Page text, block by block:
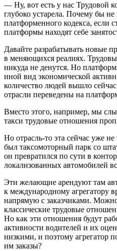
— Ну, вот есть у нас Трудовой
глубоко устарела. Почему бы не
платформенного кодекса, если
платформы находят себе
Давайте разрабатывать новые
в меняющихся реалиях.
никуда не денутся. Но
иной вид экономической
количество людей вышло
отрасли переведены на
Вместо этого, например, мы
такси трудовые отношения
Но отрасль-то эта сейчас уже
был таксомоторный парк со
он превратился по сути в
локализованных автомобилей
Эти желающие арендуют там
к международному агрегатору
напрямую с заказчиками.
классические трудовые
Но как эти отношения будут
активности водителей и их
низкими, и поэтому агрегатор
им заказы?